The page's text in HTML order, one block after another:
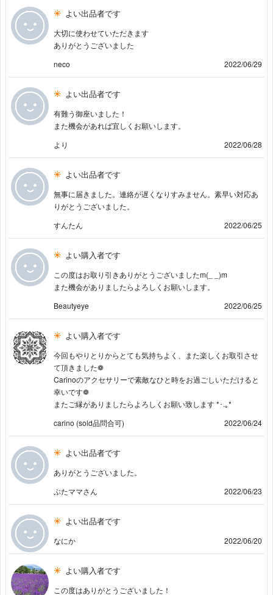
よい出品者です
大切に使わせていただきます
ありがとうございました
neco
2022/06/29
よい出品者です
有難う御座いました！
また機会があれば宜しくお願いします。
より
2022/06/28
よい出品者です
無事に届きました。連絡が遅くなりすみません。素早い対応あ
りがとうございました。
すんたん
2022/06/25
よい購入者です
この度はお取り引きありがとうございましたm(_ _)m
また機会がありましたらよろしくお願いします。
Beautyeye
2022/06/25
よい購入者です
今回もやりとりからとても気持ちよく、また楽しくお取引させ
て頂きました❁
Carinoのアクセサリーで素敵なひと時をお過ごしいただけると
幸いです❁
またご縁がありましたらよろしくお願い致します *･.｡*
carino (sold品問合可)
2022/06/24
よい出品者です
ありがとうございました。
ぶたママさん
2022/06/23
よい出品者です
なにか 2022/06/20
よい購入者です
この度はありがとうございました！